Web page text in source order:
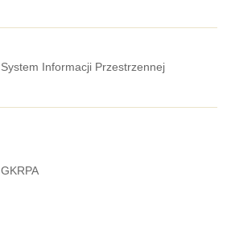
System Informacji Przestrzennej
GKRPA